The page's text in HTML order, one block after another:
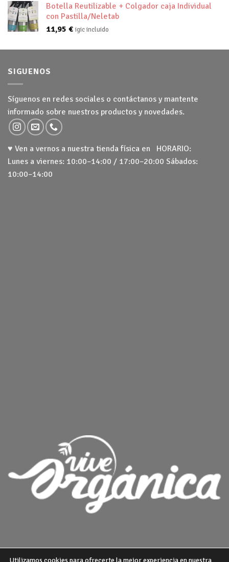
Botella Reutilizable + Colgador caja Individual
con Pastilla/Neletab
11,95 € igic incluido
SIGUENOS
Síguenos en redes sociales o contáctanos y mantente
informado sobre nuestros productos y novedades.
♥ Ven a vernos a nuestra tienda física en HORARIO:
Lunes a viernes: 10:00–14:00 / 17:00–20:00 Sábados:
10:00–14:00
Utilizamos cookies para ofrecerte la mejor experiencia en nuestra